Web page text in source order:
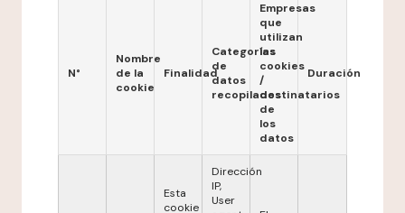
N°
Nombre
de la
cookie
Finalidad
Categorías
de
datos
recopilados
Empresas
que
utilizan
las
cookies
/
destinatarios
de
los
datos
Duración
Esta
cookie
Dirección
IP,
User